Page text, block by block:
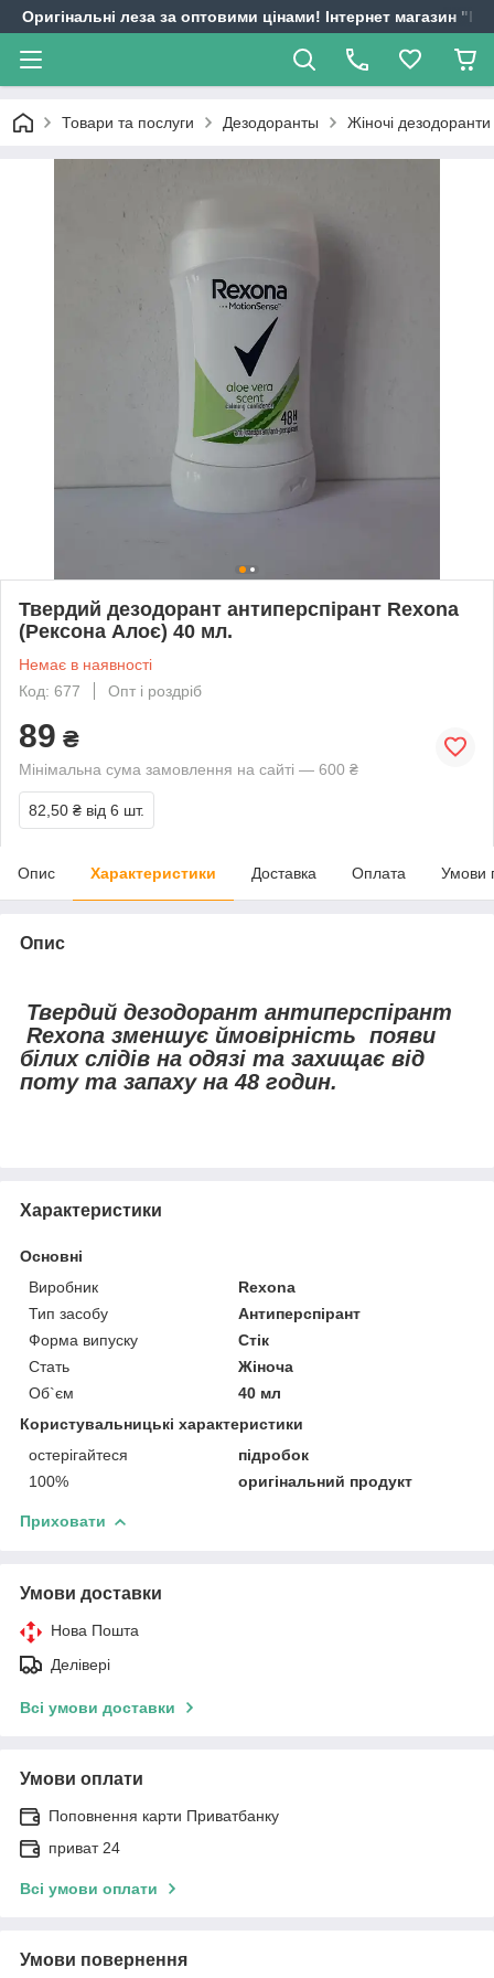
Оригінальні леза за оптовими цінами! Інтернет магазин
Товари та послуги Дезодоранты Жіночі дезодоранти
Твердий дезодорант антиперспірант Rexona
(Рексона Алоє) 40 мл.
Немає в наявності
Код: 677
Опт і роздріб
89 ₴
Мінімальна сума замовлення на сайті — 600 ₴
82,50 ₴ від 6 шт.
Опис Характеристики Доставка Оплата Умови
Опис
Твердий дезодорант антиперспірант
Rexona зменшує ймовірність появи
білих слідів на одязі та захищає від
поту та запаху на 48 годин.
Характеристики
Основні
Виробник
Rexona
Тип засобу
Антиперспірант
Форма випуску
Стік
Стать
Жіноча
Об`єм
40 мл
Користувальницькі характеристики
остерігайтеся
підробок
100%
оригінальний продукт
Приховати
Умови доставки
Нова Пошта
Делівері
Всі умови доставки
Умови оплати
Поповнення карти Приватбанку
приват 24
Всі умови оплати
Умови повернення